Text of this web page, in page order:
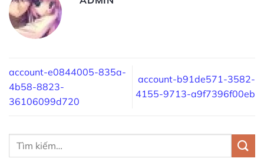
account-e0844005-835a-
4b58-8823-
36106099d720
account-b91de571-3582-
4155-9713-a9f7396f00eb